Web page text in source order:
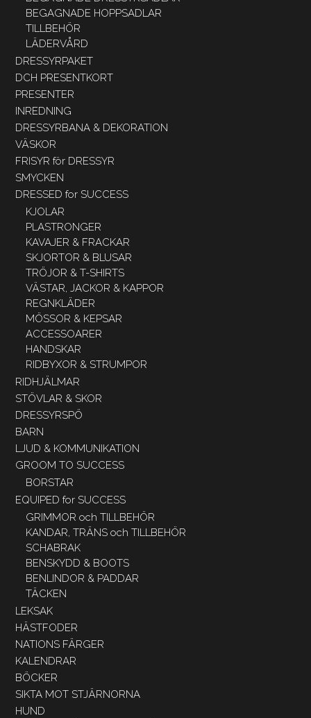
BEGAGNADE HOPPSADLAR
TILLBEHÖR
LÄDERVÅRD
DRESSYRPAKET
DCH PRESENTKORT
PRESENTER
INREDNING
DRESSYRBANA & DEKORATION
VÄSKOR
FRISYR för DRESSYR
SMYCKEN
DRESSED for SUCCESS
KJOLAR
PLASTRONGER
KAVAJER & FRACKAR
SKJORTOR & BLUSAR
TRÖJOR & T-SHIRTS
VÄSTAR, JACKOR & KAPPOR
REGNKLÄDER
MÖSSOR & KEPSAR
ACCESSOARER
HANDSKAR
RIDBYXOR & STRUMPOR
RIDHJÄLMAR
STÖVLAR & SKOR
DRESSYRSPÖ
BARN
LJUD & KOMMUNIKATION
GROOM TO SUCCESS
BORSTAR
EQUIPED for SUCCESS
GRIMMOR och TILLBEHÖR
KANDAR, TRÄNS och TILLBEHÖR
SCHABRAK
BENSKYDD & BOOTS
BENLINDOR & PADDAR
TÄCKEN
LEKSAK
HÄSTFODER
NATIONS FÄRGER
KALENDRAR
BÖCKER
SIKTA MOT STJÄRNORNA
HUND